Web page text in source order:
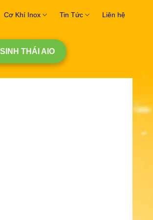
Cơ Khí Inox Tin Tức Liên hệ
THÁI AIO